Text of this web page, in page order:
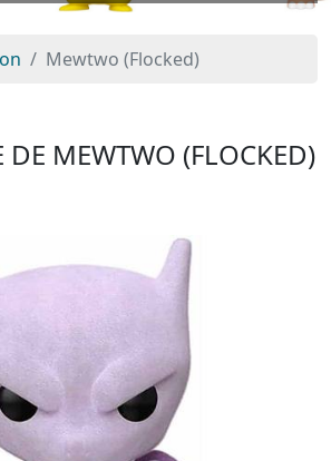
Mewtwo (Flocked)
DE MEWTWO (FLOCKED)